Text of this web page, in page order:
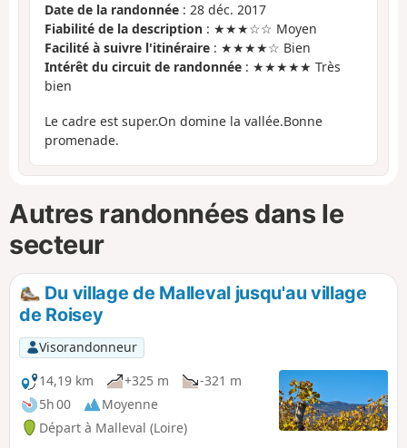
Date de la randonnée : 28 déc. 2017
Fiabilité de la description : ★★★☆☆ Moyen
Facilité à suivre l'itinéraire : ★★★★☆ Bien
Intérêt du circuit de randonnée : ★★★★★ Très
bien
Le cadre est super.On domine la vallée.Bonne
promenade.
Autres randonnées dans le
secteur
Du village de Malleval jusqu'au village
de Roisey
Visorandonneur
14,19 km
+325 m
-321 m
5h 00
Moyenne
Départ à Malleval (Loire)